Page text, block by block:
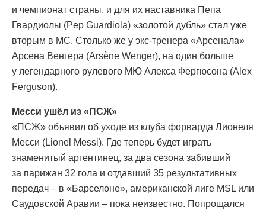
и чемпионат страны, и для их наставника Пепа
Гвардиолы (Pep Guardiola) «золотой дубль» стал уже
вторым в МС. Столько же у экс-тренера «Арсенала»
Арсена Венгера (Arsène Wenger), на один больше
у легендарного рулевого МЮ Алекса Фергюсона (Alex
Ferguson).
Месси ушёл из «ПСЖ»
«ПСЖ» объявил об уходе из клуба форварда Лионеля
Месси (Lionel Messi). Где теперь будет играть
знаменитый аргентинец, за два сезона забивший
за парижан 32 гола и отдавший 35 результативных
передач – в «Барселоне», американской лиге MSL или
Саудовской Аравии – пока неизвестно. Попрощался